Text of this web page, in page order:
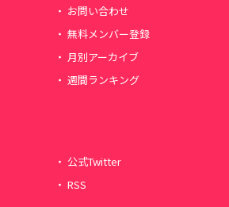
お問い合わせ
無料メンバー登録
月別アーカイブ
週間ランキング
公式Twitter
RSS